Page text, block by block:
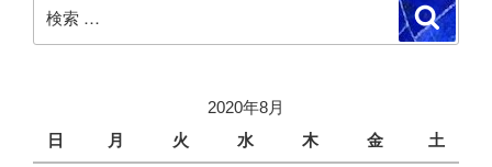
索:
検
索
2020年8月
日
月 火 水 木 金 土